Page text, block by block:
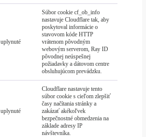
uplynuté
Súbor cookie cf_ob_info
nastavuje Cloudflare tak, aby
poskytoval informácie o
stavovom kóde HTTP
vrátenom pôvodným
webovým serverom, Ray ID
pôvodnej neúspešnej
požiadavky a dátovom centre
obsluhujúcom prevádzku.
uplynuté
Cloudflare nastavuje tento
súbor cookie s cieľom zlepšiť
časy načítania stránky a
zakázať akékoľvek
bezpečnostné obmedzenia na
základe adresy IP
návštevníka.